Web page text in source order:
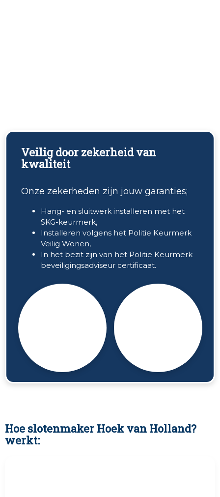
Veilig door zekerheid van
kwaliteit
Onze zekerheden zijn jouw garanties;
Hang- en sluitwerk installeren met het
SKG-keurmerk,
Installeren volgens het Politie Keurmerk
Veilig Wonen,
In het bezit zijn van het Politie Keurmerk
beveiligingsadviseur certificaat.
Hoe slotenmaker Hoek van Holland?
werkt: